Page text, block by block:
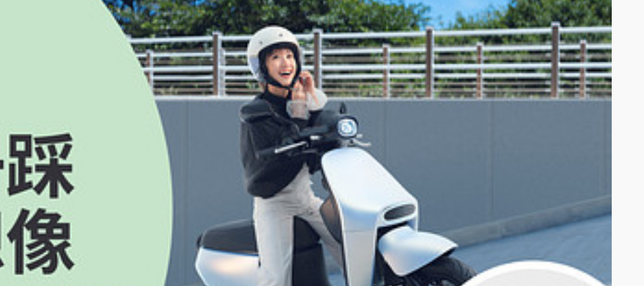
tw/privacy-policy/；參加人同意 Gogoro 於辦理本活動聯絡事宜、活動分析或其他活動網頁上所聲明之方式及特定目的範圍內，得蒐集、處理及利用參加人所
述各項事務，該廠商得於必要範圍內使用參加人之個人資料；除本活動辦法另有規定外， Gogoro 關於參加人個人資料之使用及參加人之權益悉依 Gogoro 隱私
受贈資格移轉予他人；惟 Gogoro 得變更獎項及其內容，獲贈者同意無條件接受 Gogoro 所替換之等值獎項。
但不限於贈送或提供各種形式之禮品、折扣、現金及／或服務，招攬非特定之消費者，以累積本活動受贈資格。經 Gogoro 認定使用不當方式招攬者， Gogoro
涉及之智慧財產權（以下簡稱「作品」），均不可撤回地授權主辦單位及 Gogoro 為永久、無償及不限區域使用，且同意主辦單位及 Gogoro 於各媒體（包括但
為設計、製作、剪輯、重製、公開發表年度影片等目的之商業使用，並得自行或委由第三人就該等作品之全部或一部，為重製、編輯、修改、公開發表、
論使用範圍之多寡及作品之完整與否。主辦單位及 Gogoro 亦無須就前開使用之內容、態樣及形式，提供參加人進行審閱或同意。
、訪問及拍照， Gogoro 並享有著作人格權及著作財產權；參加人之肖像權及其他可能涉及之智慧財產權等均不可撤回地授權 Gogoro 集團為永久、無償及不限
及社群）為任何使用，包括但不限於商業使用。 Gogoro 集團為設計、製作、剪輯、重製、公開發表本活動攝影、訪問及照片等之目的，得自己或委由第三人就
開發表、剪輯、增減、及標示或與他人之作品之全部或一部為組合或結合，不論使用範圍之多寡及作品之完整與否。 Gogoro 集團亦無須就前開使用之內容、態
容及細節之權利，無須另行通知；Gogoro 對本活動擁有最終解釋權。